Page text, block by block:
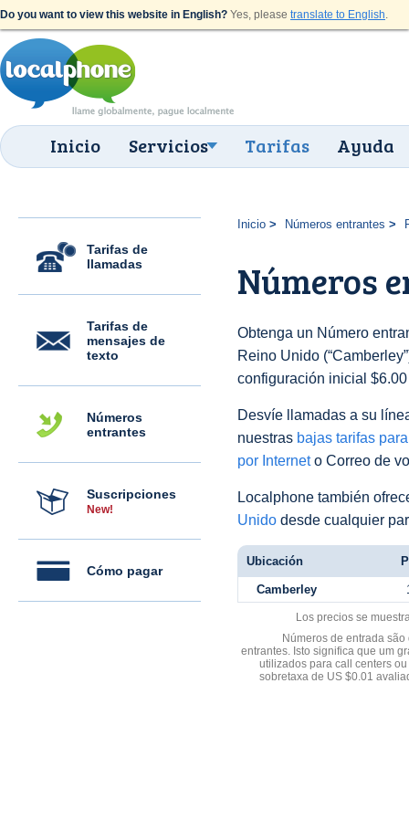
Do you want to view this website in English? Yes, please translate to English.
Inicio Servicios Tarifas Ayuda
Tarifas de
llamadas
Tarifas de
mensajes de
texto
Números
entrantes
Suscripciones
New!
Cómo pagar
Inicio Números entrantes
Números
Obtenga un Número
Reino Unido
configuración inicial
Desvíe llamadas a su
nuestras bajas tarifas
por Interneto Correo de
Localphone también
Unido desde cualquier
Ubicación
Camberley
Los precios se
Números de entrada
entrantes. Isto significa que um
utilizados para call centers
sobretaxa de US $0.01